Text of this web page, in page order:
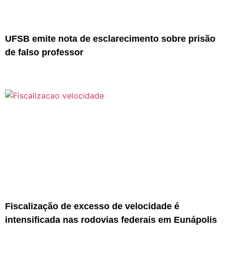
UFSB emite nota de esclarecimento sobre prisão
de falso professor
Fiscalização de excesso de velocidade é
intensificada nas rodovias federais em Eunápolis